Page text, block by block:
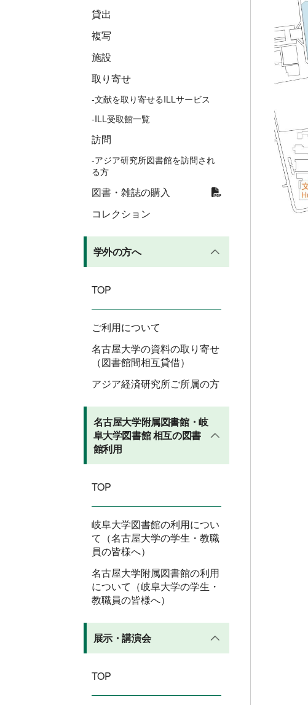
貸出
複写
施設
取り寄せ
-文献を取り寄せるILLサービス
-ILL受取館一覧
訪問
-アジア研究所図書館を訪問され
る方
図書・雑誌の購入
コレクション
学外の方へ
TOP
ご利用について
名古屋大学の資料の取り寄せ
（図書館間相互貸借）
アジア経済研究所ご所属の方
名古屋大学附属図書館・岐
阜大学図書館 相互の図書
館利用
TOP
岐阜大学図書館の利用につい
て（名古屋大学の学生・教職
員の皆様へ）
名古屋大学附属図書館の利用
について（岐阜大学の学生・
教職員の皆様へ）
展示・講演会
TOP